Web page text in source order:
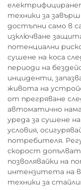
техники за
достъпни само в
изключване
потенциални
сушене на коса
периоди на
инциденти,
живота на
от прегряване
автоматично
уреда за сушене
условия,
потребителя.
скорост
позволявайки на
интензитета на
техники за